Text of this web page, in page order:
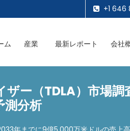
+1 646
ム 産業 最新レポート 会社
ー（TDLA）市場
測分析